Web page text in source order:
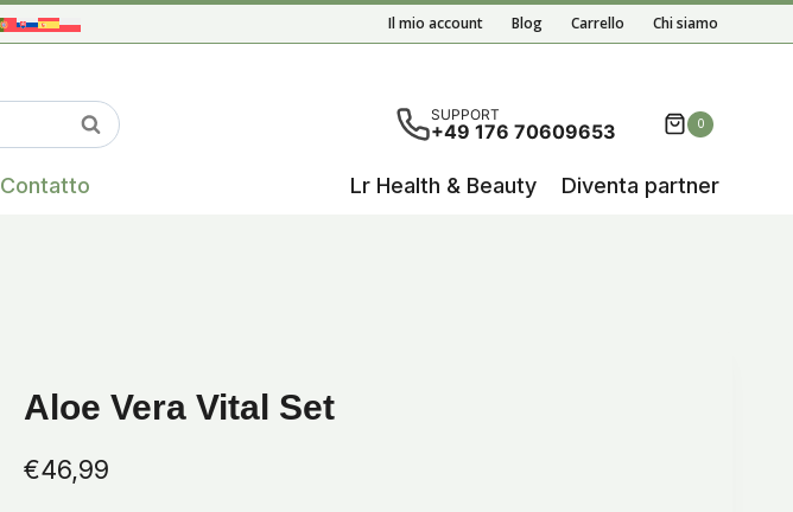
Il mio account Blog Carrello Chi siamo
Cerca Una volta che i risultati del completamento automatico sono
SUPPORT
+49 176 70609653 0
Contatto Lr Health & Beauty Diventa partner
Aloe Vera Vital Set
€46,99